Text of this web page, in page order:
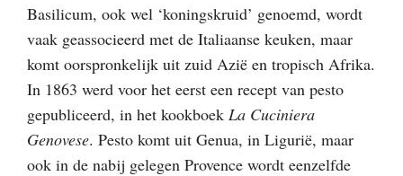
Basilicum, ook wel ‘koningskruid’ genoemd, wordt
vaak geassocieerd met de Italiaanse keuken, maar
komt oorspronkelijk uit zuid Azië en tropisch Afrika.
In 1863 werd voor het eerst een recept van pesto
gepubliceerd, in het kookboek La Cuciniera
Genovese. Pesto komt uit Genua, in Ligurië, maar
ook in de nabij gelegen Provence wordt eenzelfde